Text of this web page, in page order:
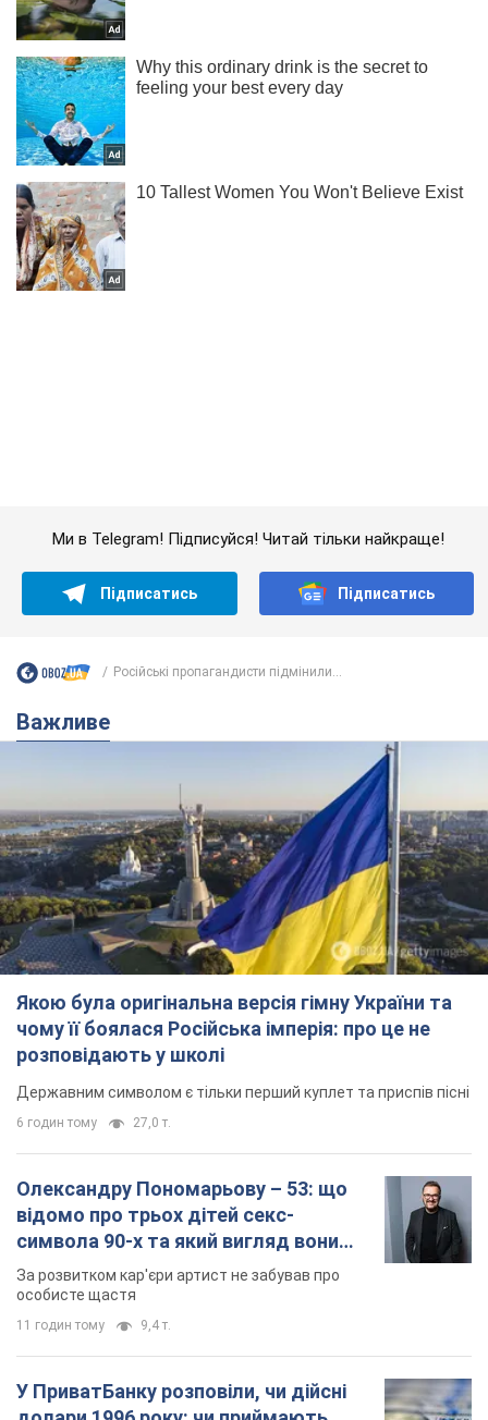
Якою була оригінальна версія гімну України та
чому її боялася Російська імперія: про це не
розповідають у школі
Державним символом є тільки перший куплет та приспів пісні
6 годин тому 27,0 т.
Олександру Пономарьову – 53: що
відомо про трьох дітей секс-
символа 90-х та який вигляд вони
мають
За розвитком кар'єри артист не забував про
долари 1996 року: чи приймають
обмінники та банки такі купюри
приймають старі долари